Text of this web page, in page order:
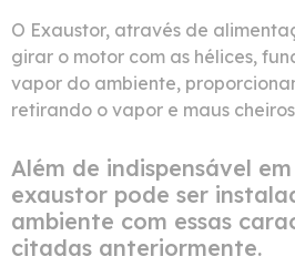
O Exaustor, através de
girar o motor com as hélices,
vapor do ambiente,
retirando o vapor e maus
Além de indispensável
exaustor pode ser
ambiente com essas
citadas anteriormente.